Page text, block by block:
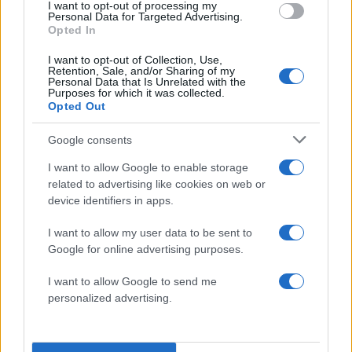
I want to opt-out of processing my
Personal Data for Targeted Advertising.
Opted In
I want to opt-out of Collection, Use,
Retention, Sale, and/or Sharing of my
Personal Data that Is Unrelated with the
Purposes for which it was collected.
Opted Out
Google consents
I want to allow Google to enable storage
related to advertising like cookies on web or
device identifiers in apps.
I want to allow my user data to be sent to
Google for online advertising purposes.
I want to allow Google to send me
personalized advertising.
Reuters.
16:28 | 15.04.2026
Ο Στάρμερ «δεν πρόκειται
να υποχωρήσει» στις
απαιτήσεις Τραμπ να
συμμετάσχει στον πόλεμο
με το Ιράν
Ο Βρετανός πρωθυπουργός Κιρ
υποκύψει στις πιέσεις του Ντόναλντ
Τραμπ, αφού ο πρόεδρος των ΗΠΑ
απείλησε να αλλάξει τους όρους μιας
εμπορικής συμφωνίας με το Ηνωμένο
εμπλακεί στον πόλεμο με το Ιράν.